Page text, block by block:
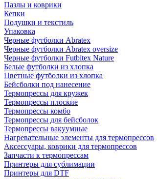
Пазлы и коврики
Кепки
Подушки и текстиль
Упаковка
Черные футболки Abratex
Черные футболки Abratex oversize
Черные футболки Futbitex Nature
Белые футболки из хлопка
Цветные футболки из хлопка
Бейсболки под нанесение
Термопрессы для кружек
Термопрессы плоские
Термопрессы комбо
Термопрессы для бейсболок
Термопрессы вакуумные
Нагревательные элементы для термопрессов
Аксессуары, коврики для термопрессов
Запчасти к термопрессам
Принтеры для сублимации
Принтеры для DTF